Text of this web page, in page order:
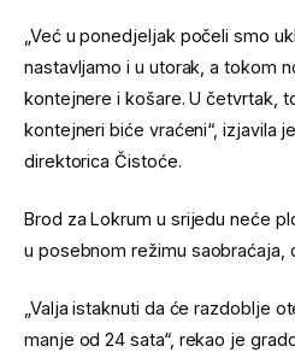
„Već u ponedjeljak počeli smo
nastavljamo i u utorak, a tokom
kontejnere i košare. U četvrtak,
kontejneri biće vraćeni“, izjavila
direktorica Čistoće.
Brod za Lokrum u srijedu neće
u posebnom režimu saobraćaja,
„Valja istaknuti da će razdoblje
manje od 24 sata“, rekao je